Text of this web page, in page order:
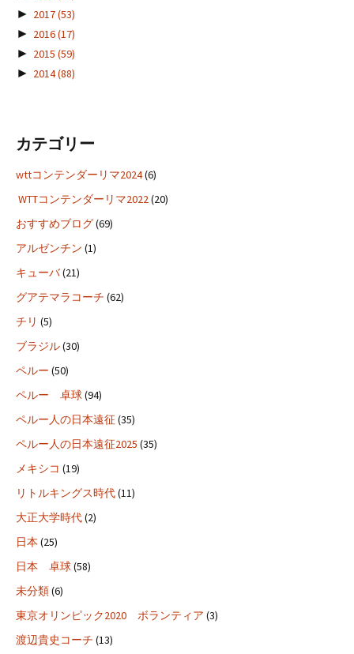
► 2017(53)
► 2016(17)
► 2015 (59)
► 2014(88)
カテゴリー
wttコンテンダーリマ2024(6)
WTTコンテンダーリマ2022(20)
おすすめブログ(69)
アルゼンチン (1)
キューバ(21)
グアテマラコーチ (62)
チリ (5)
ブラジル(30)
ペルー (50)
ペルー 卓球(94)
ペルー人の日本遠征 (35)
ペルー人の日本遠征2025 (35)
メキシコ (19)
リトルキングス時代(11)
大正大学時代(2)
日本 (25)
日本 卓球(58)
未分類(6)
東京オリンピック2020 ボランティア (3)
渡辺貴史コーチ (13)